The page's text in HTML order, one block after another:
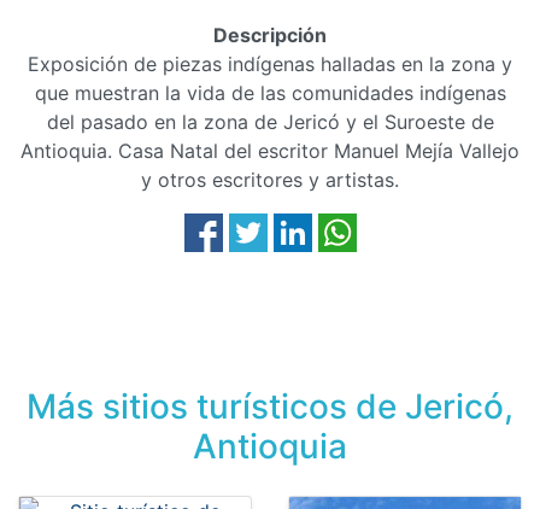
Descripción
Exposición de piezas indígenas halladas en la zona y
que muestran la vida de las comunidades indígenas
del pasado en la zona de Jericó y el Suroeste de
Antioquia. Casa Natal del escritor Manuel Mejía Vallejo
y otros escritores y artistas.
Más sitios turísticos de Jericó,
Antioquia